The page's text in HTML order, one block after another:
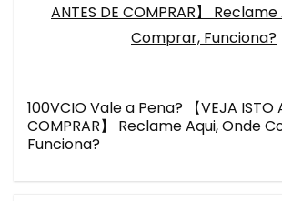
100VCIO Vale a Pena? 【VEJA ISTO
COMPRAR】 Reclame Aqui, Onde
Funciona?